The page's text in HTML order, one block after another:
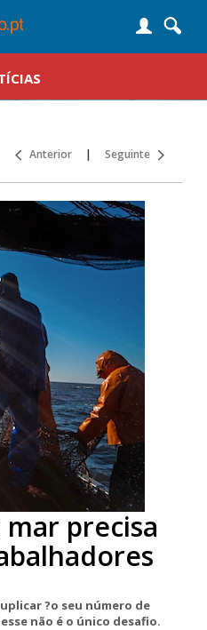
Anterior | Seguinte
precisa
?o seu número de
não é o único desafio.